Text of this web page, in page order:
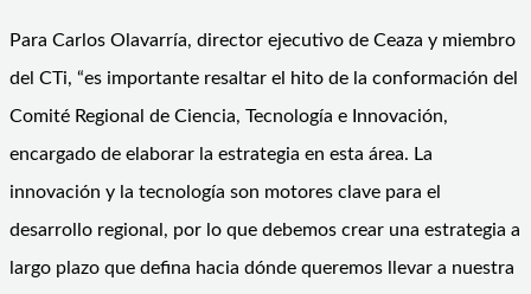
Para Carlos Olavarría, director ejecutivo de Ceaza y miembro
del CTi, “es importante resaltar el hito de la conformación del
Comité Regional de Ciencia, Tecnología e Innovación,
encargado de elaborar la estrategia en esta área. La
innovación y la tecnología son motores clave para el
desarrollo regional, por lo que debemos crear una estrategia a
largo plazo que defina hacia dónde queremos llevar a nuestra